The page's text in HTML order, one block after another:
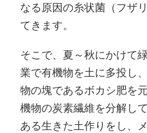
なる原因の糸状菌（フザ
てきます。
そこで、夏～秋にかけて
業で有機物を土に多投し
物の塊であるボカシ肥を
機物の炭素繊維を分解し
ある生きた土作りをし、